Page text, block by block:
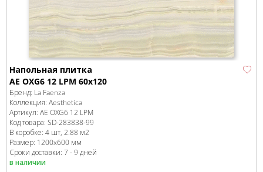
Напольная плитка
AE OXG6 12 LPM 60x120
Бренд: La Faenza
Коллекция: Aesthetica
Артикул: AE OXG6 12 LPM
Код товара: SD-283838-99
В коробке: 4 шт, 2.88 м2
Размер: 1200x600 мм
Сроки доставки: 7 - 9 дней
в наличии